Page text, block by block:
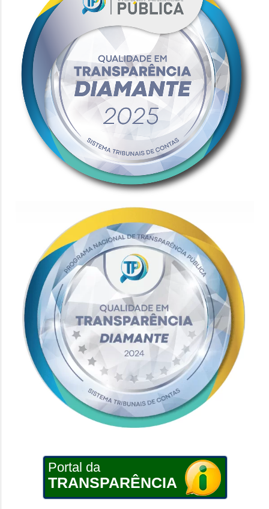
Portal da
TRANSPARÊNCIA